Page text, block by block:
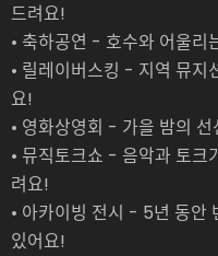
드려요!
• 축하공연 - 호수와 어울리
• 릴레이버스킹 - 지역 뮤지
요!
• 영화상영회 - 가을 밤의
• 뮤직토크쇼 - 음악과 토크
려요!
• 아카이빙 전시 - 5년 동안
있어요!